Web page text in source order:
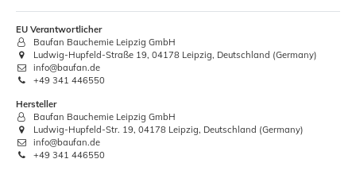
EU Verantwortlicher
Baufan Bauchemie Leipzig GmbH
Ludwig-Hupfeld-Straße 19, 04178 Leipzig, Deutschland (Germany)
info@baufan.de
+49 341 446550
Hersteller
Baufan Bauchemie Leipzig GmbH
Ludwig-Hupfeld-Str. 19, 04178 Leipzig, Deutschland (Germany)
info@baufan.de
+49 341 446550